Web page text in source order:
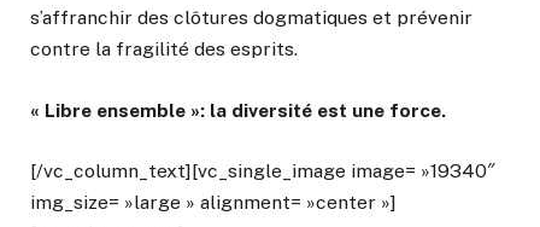
s’affranchir des clôtures dogmatiques et prévenir
contre la fragilité des esprits.
« Libre ensemble »: la diversité est une force.
[/vc_column_text][vc_single_image image= »19340″
img_size= »large » alignment= »center »]